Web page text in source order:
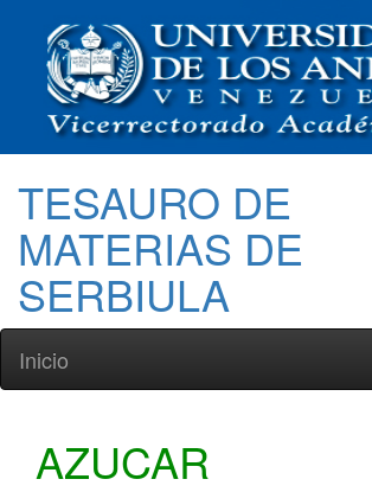
TESAURO DE
MATERIAS DE
SERBIULA
Inicio
AZUCAR